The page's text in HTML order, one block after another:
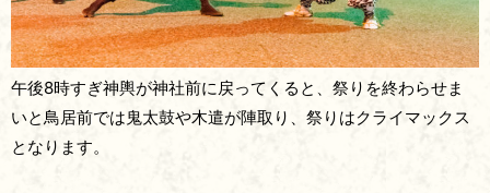
午後8時すぎ神輿が神社前に戻ってくると、祭りを終わらせま
いと鳥居前では鬼太鼓や木遣が陣取り、祭りはクライマックス
となります。